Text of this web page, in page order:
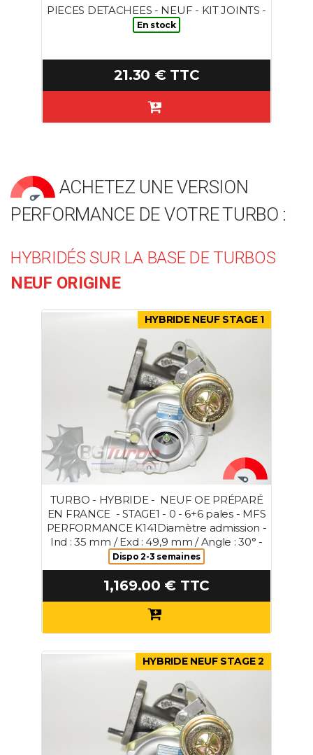
PIECES DETACHEES - NEUF - KIT JOINTS -
En stock
21.30 € TTC
ACHETEZ UNE VERSION
PERFORMANCE DE VOTRE TURBO :
HYBRIDÉS SUR LA BASE DE TURBOS
NEUF ORIGINE
HYBRIDE NEUF STAGE 1
TURBO - HYBRIDE - NEUF OE PRÉPARÉ
EN FRANCE - STAGE1 - 0 - 6+6 pales - MFS
PERFORMANCE K141Diamètre admission -
Ind : 35 mm / Exd : 49,9 mm / Angle : 30° -
Dispo 2-3 semaines
1,169.00 € TTC
HYBRIDE NEUF STAGE 2